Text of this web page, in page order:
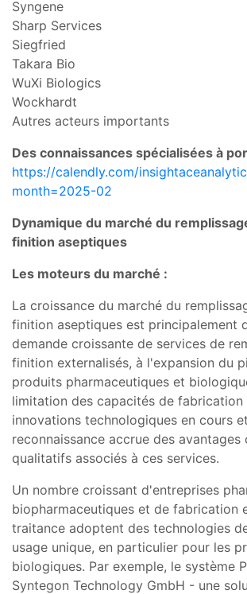
Syngene
Sharp Services
Siegfried
Takara Bio
WuXi Biologics
Wockhardt
Autres acteurs importants
Des connaissances spécialisées à
https://calendly.com/
month=2025-02
Dynamique du marché du
finition aseptiques
Les moteurs du marché :
La croissance du marché du
finition aseptiques est principalement
demande croissante de services de
finition externalisés, à l'expansion du
produits pharmaceutiques et
limitation des capacités de fabrication
innovations technologiques en cours
reconnaissance accrue des avantages
qualitatifs associés à ces services.
Un nombre croissant d'entreprises
biopharmaceutiques et de fabrication
traitance adoptent des technologies
usage unique, en particulier pour les
biologiques. Par exemple, le système
Syntegon Technology GmbH - une